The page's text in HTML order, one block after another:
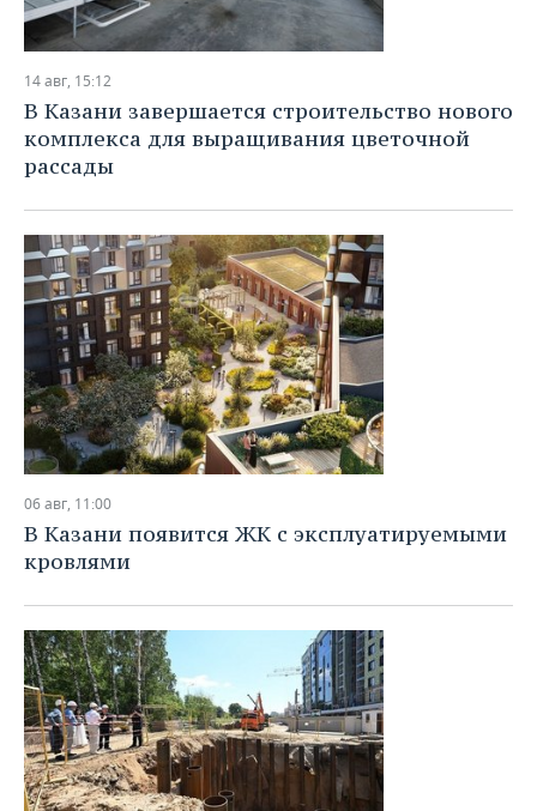
14 авг, 15:12
В Казани завершается строительство нового
комплекса для выращивания цветочной
рассады
06 авг, 11:00
В Казани появится ЖК с эксплуатируемыми
кровлями